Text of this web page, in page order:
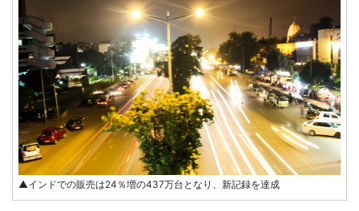
▲インドでの販売は24％増の437万台となり、新記録を達成